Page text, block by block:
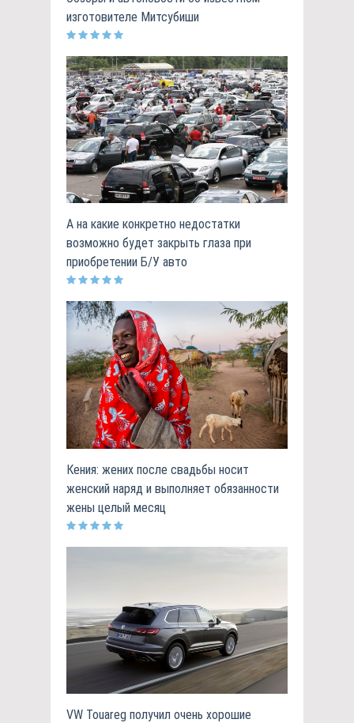
изготовителе Митсубиши
А на какие конкретно недостатки
возможно будет закрыть глаза при
приобретении Б/У авто
Кения: жених после свадьбы носит
женский наряд и выполняет обязанности
жены целый месяц
VW Touareg получил очень хорошие